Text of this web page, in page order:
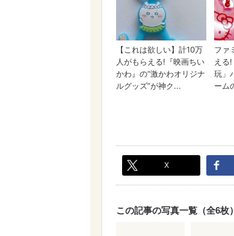
X
この記事の写真一覧（全6枚）